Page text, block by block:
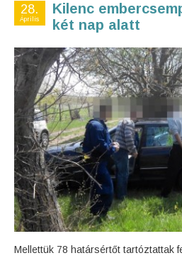
28.
Április
Kilenc
két nap alatt
Mellettük 78 határsértőt tartóztattak